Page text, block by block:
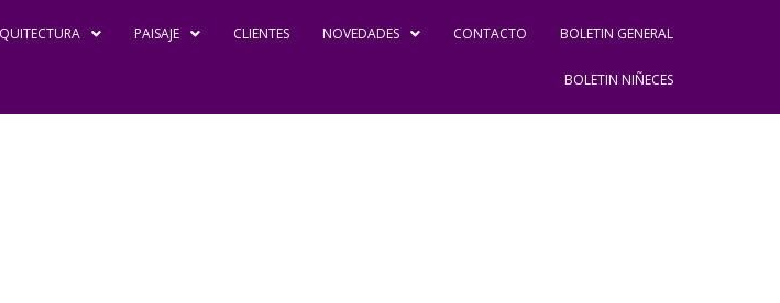
PAISAJE CLIENTES NOVEDADES CONTACTO BOLETIN GENERAL
BOLETIN NIÑECES